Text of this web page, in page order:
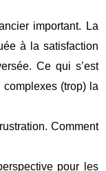
important. La
à la satisfaction
Ce qui s’est
(trop) la
Comment
pour les